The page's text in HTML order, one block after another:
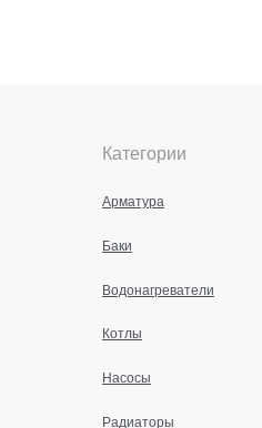
Категории
Арматура
Баки
Водонагреватели
Котлы
Насосы
Радиаторы